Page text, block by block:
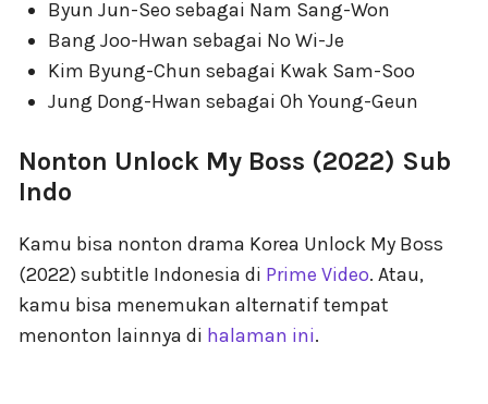
Byun Jun-Seo sebagai Nam Sang-Won
Bang Joo-Hwan sebagai No Wi-Je
Kim Byung-Chun sebagai Kwak Sam-Soo
Jung Dong-Hwan sebagai Oh Young-Geun
Nonton Unlock My Boss (2022) Sub
Indo
Kamu bisa nonton drama Korea Unlock My Boss
(2022) subtitle Indonesia di Prime Video. Atau,
kamu bisa menemukan alternatif tempat
menonton lainnya di halaman ini.